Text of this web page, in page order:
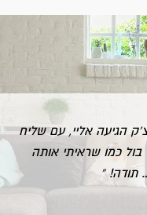
הגיעה אליי, עם שליח
כמו שראיתי אותה
תודה! ”